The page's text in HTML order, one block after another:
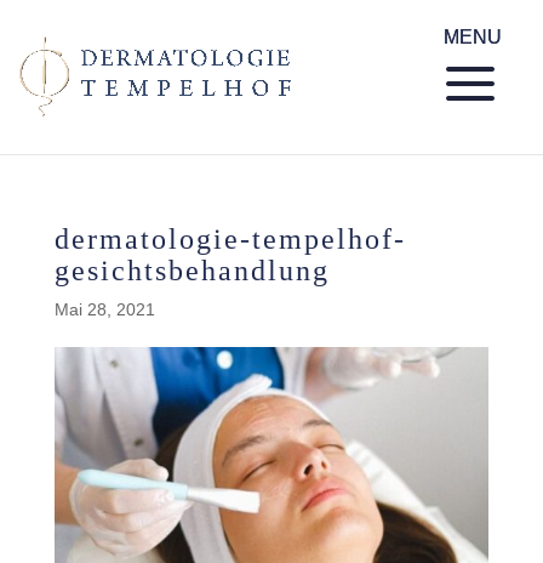
dermatologie-tempelhof-
gesichtsbehandlung
Mai 28, 2021